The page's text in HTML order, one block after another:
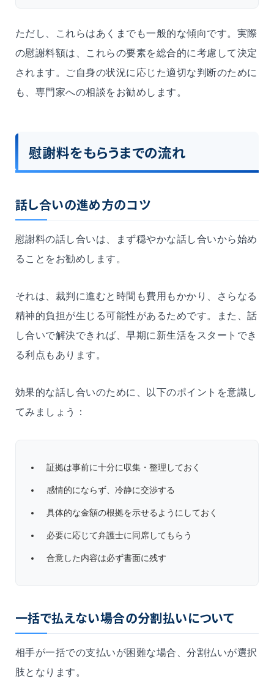
ただし、これらはあくまでも一般的な傾向です。実際
の慰謝料額は、これらの要素を総合的に考慮して決定
されます。ご自身の状況に応じた適切な判断のために
も、専門家への相談をお勧めします。
慰謝料をもらうまでの流れ
話し合いの進め方のコツ
慰謝料の話し合いは、まず穏やかな話し合いから始め
ることをお勧めします。
それは、裁判に進むと時間も費用もかかり、さらなる
精神的負担が生じる可能性があるためです。また、話
し合いで解決できれば、早期に新生活をスタートでき
る利点もあります。
効果的な話し合いのために、以下のポイントを意識し
てみましょう：
証拠は事前に十分に収集・整理しておく
感情的にならず、冷静に交渉する
具体的な金額の根拠を示せるようにしておく
必要に応じて弁護士に同席してもらう
合意した内容は必ず書面に残す
一括で払えない場合の分割払いについて
相手が一括での支払いが困難な場合、分割払いが選択
肢となります。